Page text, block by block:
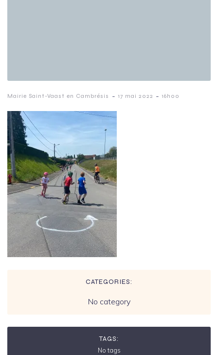
Mairie Saint-Vaast en Cambrésis - 17 mai 2022 - 16h00
CATEGORIES:
No category
TAGS:
No tags